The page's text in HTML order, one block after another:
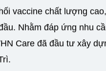
vaccine chất lượng cao,
Nhằm đáp ứng nhu
Care đã đầu tư xây